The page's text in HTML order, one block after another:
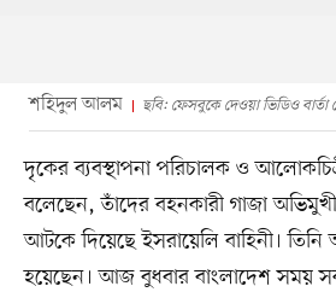
শহিদুল আলম ছবি: ফেসবুকে দেওয়া ভিডিও বার্তা
দৃকের ব্যবস্থাপনা পরিচালক ও
বলেছেন, তাঁদের বহনকারী গাজা
আটকে দিয়েছে ইসরায়েলি বাহিনী।
হয়েছেন। আজ বুধবার বাংলাদেশ সময়